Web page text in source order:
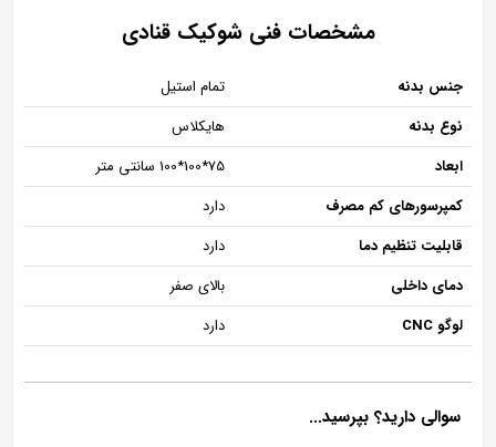
مشخصات فنی شوکیک قنادی
جنس بدنه
تمام استیل
نوع بدنه
هایکلاس
ابعاد
75*100*100 سانتی متر
کمپرسورهای کم مصرف
دارد
قابلیت تنظیم دما
دارد
دمای داخلی
بالای صفر
لوگو CNC
دارد
سوالی دارید؟ بپرسید...